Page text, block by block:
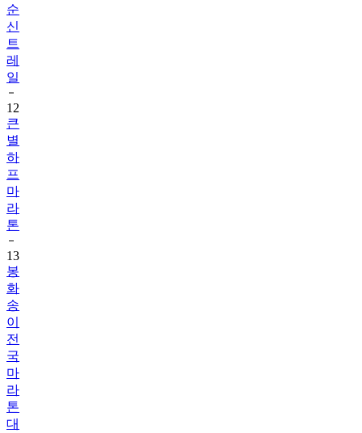
순
신
트
레
일
12
큰
별
하
프
마
라
톤
13
봉
화
송
이
전
국
마
라
톤
대